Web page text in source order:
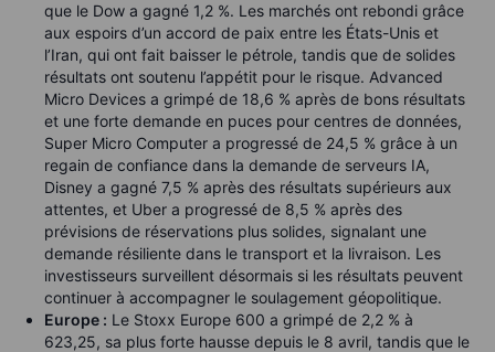
que le Dow a gagné 1,2 %. Les marchés ont rebondi grâce
aux espoirs d’un accord de paix entre les États-Unis et
l’Iran, qui ont fait baisser le pétrole, tandis que de solides
résultats ont soutenu l’appétit pour le risque. Advanced
Micro Devices a grimpé de 18,6 % après de bons résultats
et une forte demande en puces pour centres de données,
Super Micro Computer a progressé de 24,5 % grâce à un
regain de confiance dans la demande de serveurs IA,
Disney a gagné 7,5 % après des résultats supérieurs aux
attentes, et Uber a progressé de 8,5 % après des
prévisions de réservations plus solides, signalant une
demande résiliente dans le transport et la livraison. Les
investisseurs surveillent désormais si les résultats peuvent
continuer à accompagner le soulagement géopolitique.
Europe : Le Stoxx Europe 600 a grimpé de 2,2 % à
623,25, sa plus forte hausse depuis le 8 avril, tandis que le